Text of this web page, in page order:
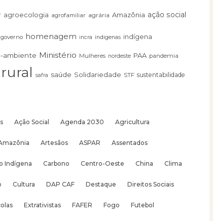
agroecologia agrofamiliar agrária Amazônia ação social
governo homenagem incra indigenas indígena
ambiente Ministério Mulheres nordeste PAA pandemia
rural safra saúde Solidariedade STF sustentabilidade
Ação Social Agenda 2030 Agricultura
Artesãos ASPAR Assentados
Indígena Carbono Centro-Oeste China Clima
Cultura DAP CAF Destaque Direitos Sociais
Extrativistas FAFER Fogo Futebol